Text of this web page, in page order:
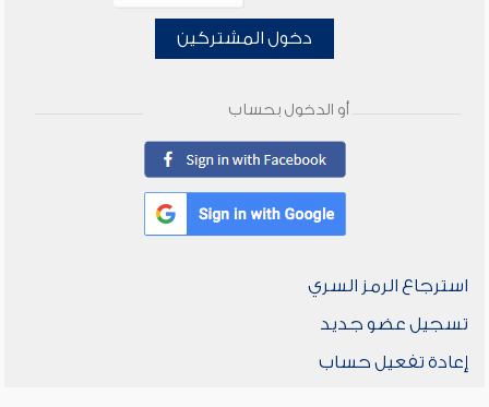
دخول المشتركين
أو الدخول بحساب
استرجاع الرمز السري
تسجيل عضو جديد
إعادة تفعيل حساب